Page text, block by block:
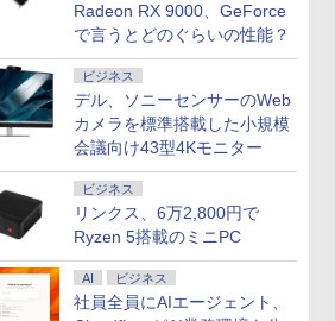
Radeon RX 9000、GeForce
で言うとどのぐらいの性能？
ビジネス
デル、ソニーセンサーのWeb
カメラを標準搭載した小規模
会議向け43型4Kモニター
ビジネス
リンクス、6万2,800円で
Ryzen 5搭載のミニPC
AI ビジネス
社員全員にAIエージェント、